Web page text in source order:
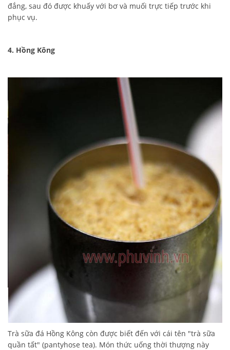
đắng, sau đó được khuấy với bơ và muối trực tiếp trước khi
phục vụ.
4. Hồng Kông
Trà sữa đá Hồng Kông còn được biết đến với cái tên "trà sữa
quần tất" (pantyhose tea). Món thức uống thời thượng này